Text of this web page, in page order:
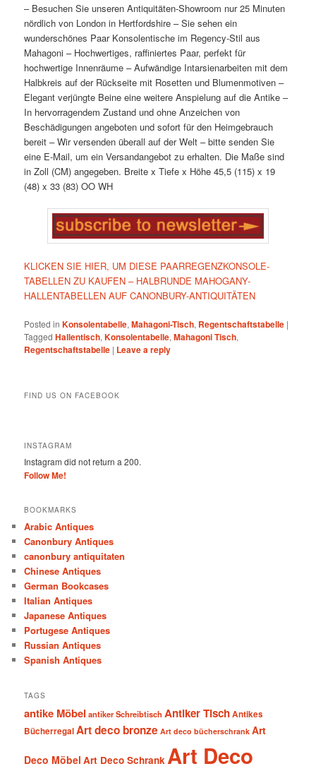
– Besuchen Sie unseren Antiquitäten-Showroom nur 25 Minuten
nördlich von London in Hertfordshire – Sie sehen ein
wunderschönes Paar Konsolentische im Regency-Stil aus
Mahagoni – Hochwertiges, raffiniertes Paar, perfekt für
hochwertige Innenräume – Aufwändige Intarsienarbeiten mit dem
Halbkreis auf der Rückseite mit Rosetten und Blumenmotiven –
Elegant verjüngte Beine eine weitere Anspielung auf die Antike –
In hervorragendem Zustand und ohne Anzeichen von
Beschädigungen angeboten und sofort für den Heimgebrauch
bereit – Wir versenden überall auf der Welt – bitte senden Sie
eine E-Mail, um ein Versandangebot zu erhalten. Die Maße sind
in Zoll (CM) angegeben. Breite x Tiefe x Höhe 45,5 (115) x 19
(48) x 33 (83) OO WH
KLICKEN SIE HIER, UM DIESE PAARREGENZKONSOLE-
TABELLEN ZU KAUFEN – HALBRUNDE MAHOGANY-
HALLENTABELLEN AUF CANONBURY-ANTIQUITÄTEN
Posted in Konsolentabelle,Mahagoni-Tisch, Regentschaftstabelle |
Tagged Hallentisch,Konsolentabelle,Mahagoni Tisch,
Regentschaftstabelle | Leave a reply
FIND US ON FACEBOOK
INSTAGRAM
Instagram did not return a 200.
Follow Me!
BOOKMARKS
Arabic Antiques
Canonbury Antiques
canonbury antiquitaten
Chinese Antiques
German Bookcases
Italian Antiques
Japanese Antiques
Portugese Antiques
Russian Antiques
Spanish Antiques
TAGS
antike Möbel antiker Schreibtisch Antiker TischAntikes
BücherregalArt deco bronze Art deco bücherschrank Art
Deco Möbel Art Deco Schrank Art Deco